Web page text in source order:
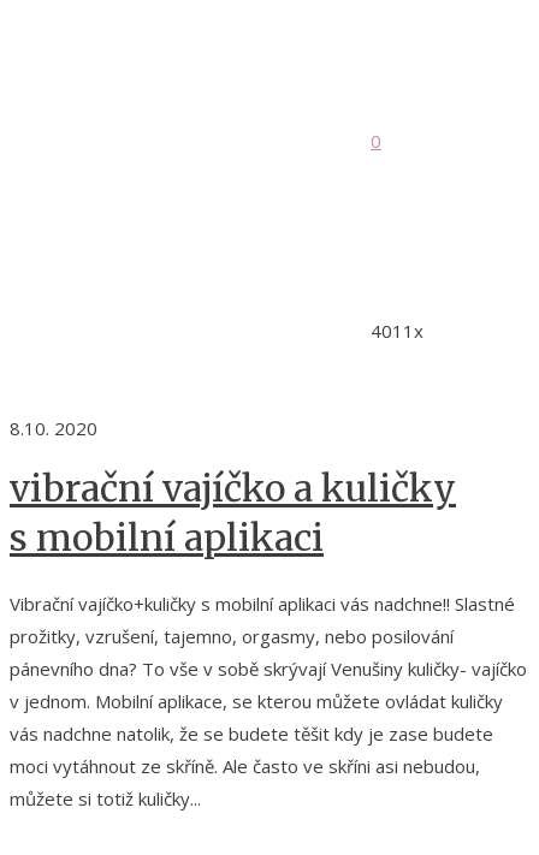
0
4011x
8.10. 2020
vibrační vajíčko a kuličky
s mobilní aplikaci
Vibrační vajíčko+kuličky s mobilní aplikaci vás nadchne!! Slastné
prožitky, vzrušení, tajemno, orgasmy, nebo posilování
pánevního dna? To vše v sobě skrývají Venušiny kuličky- vajíčko
v jednom. Mobilní aplikace, se kterou můžete ovládat kuličky
vás nadchne natolik, že se budete těšit kdy je zase budete
moci vytáhnout ze skříně. Ale často ve skříni asi nebudou,
můžete si totiž kuličky...